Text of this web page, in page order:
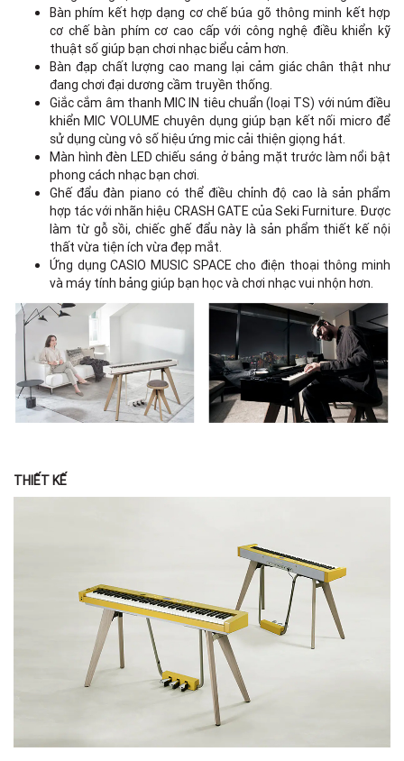
Bàn phím kết hợp dạng cơ chế búa gõ thông minh kết hợp
cơ chế bàn phím cơ cao cấp với công nghệ điều khiển kỹ
thuật số giúp bạn chơi nhạc biểu cảm hơn.
Bàn đạp chất lượng cao mang lại cảm giác chân thật như
đang chơi đại dương cầm truyền thống.
Giắc cắm âm thanh MIC IN tiêu chuẩn (loại TS) với núm điều
khiển MIC VOLUME chuyên dụng giúp bạn kết nối micro để
sử dụng cùng vô số hiệu ứng mic cải thiện giọng hát.
Màn hình đèn LED chiếu sáng ở bảng mặt trước làm nổi bật
phong cách nhạc bạn chơi.
Ghế đẩu đàn piano có thể điều chỉnh độ cao là sản phẩm
hợp tác với nhãn hiệu CRASH GATE của Seki Furniture. Được
làm từ gỗ sồi, chiếc ghế đẩu này là sản phẩm thiết kế nội
thất vừa tiện ích vừa đẹp mắt.
Ứng dụng CASIO MUSIC SPACE cho điện thoại thông minh
và máy tính bảng giúp bạn học và chơi nhạc vui nhộn hơn.
THIẾT KẾ